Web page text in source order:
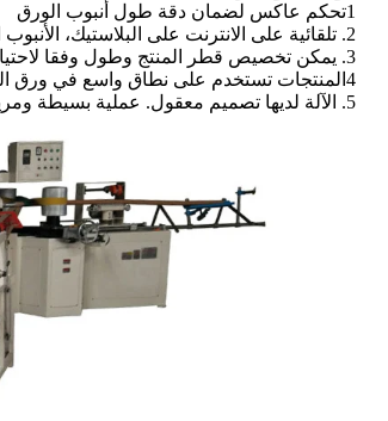
1تحكم عاكس لضمان دقة طول أنبوب الورق
2. تلقائية على الانترنت على البلاستيك، الأنبوب الورقي وقطع
3. يمكن تخصيص قطر المنتج وطول وفقا لاحتياجات العملاء
4المنتجات تستخدم على نطاق واسع في ورق الحمام.
5. الآلة لديها تصميم معقول. عملية بسيطة ومريحة الصيانة